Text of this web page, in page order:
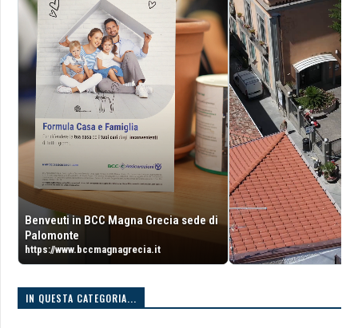
Benveuti in BCC Magna Grecia sede di
Palomonte
https://www.bccmagnagrecia.it
IN QUESTA CATEGORIA...